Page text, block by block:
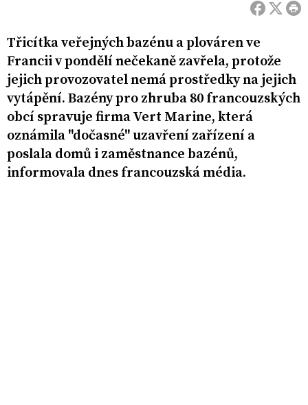
Třicítka veřejných bazénu a plováren ve
Francii v pondělí nečekaně zavřela, protože
jejich provozovatel nemá prostředky na jejich
vytápění. Bazény pro zhruba 80 francouzských
obcí spravuje firma Vert Marine, která
oznámila "dočasné" uzavření zařízení a
poslala domů i zaměstnance bazénů,
informovala dnes francouzská média.